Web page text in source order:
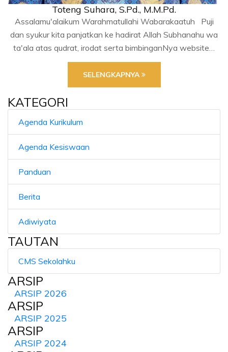
Toteng Suhara, S.Pd., M.M.Pd.
Assalamu'alaikum Warahmatullahi Wabarakaatuh Puji
dan syukur kita panjatkan ke hadirat Allah Subhanahu wa
ta'ala atas qudrat, irodat serta bimbinganNya website…
SELENGKAPNYA
KATEGORI
Agenda Kurikulum
Agenda Kesiswaan
Panduan
Berita
Adiwiyata
TAUTAN
CMS Sekolahku
ARSIP
ARSIP 2026
ARSIP
ARSIP 2025
ARSIP
ARSIP 2024